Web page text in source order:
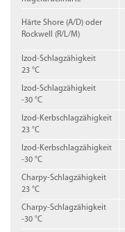
Härte Shore (A/D) oder
Rockwell (R/L/M)
Izod-Schlagzähigkeit
23 °C
Izod-Schlagzähigkeit
-30 °C
Izod-Kerbschlagzähigkeit
23 °C
Izod-Kerbschlagzähigkeit
-30 °C
Charpy-Schlagzähigkeit
23 °C
Charpy-Schlagzähigkeit
-30 °C